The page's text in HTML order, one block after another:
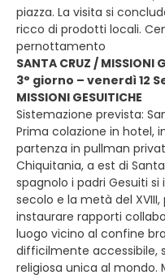
piazza. La visita si
ricco di prodotti locali.
pernottamento
SANTA CRUZ / MISSIONI
3° giorno – venerdì 12
MISSIONI GESUITICHE
Sistemazione prevista:
Prima colazione in hotel,
partenza in pullman
Chiquitania, a est di
spagnolo i padri Gesuiti si
secolo e la metà del
instaurare rapporti
luogo vicino al confine
difficilmente accessibile,
religiosa unica al mondo.